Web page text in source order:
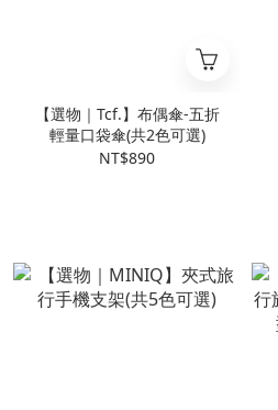
【選物｜Tcf.】布偶傘-五折
輕量口袋傘(共2色可選)
NT$890